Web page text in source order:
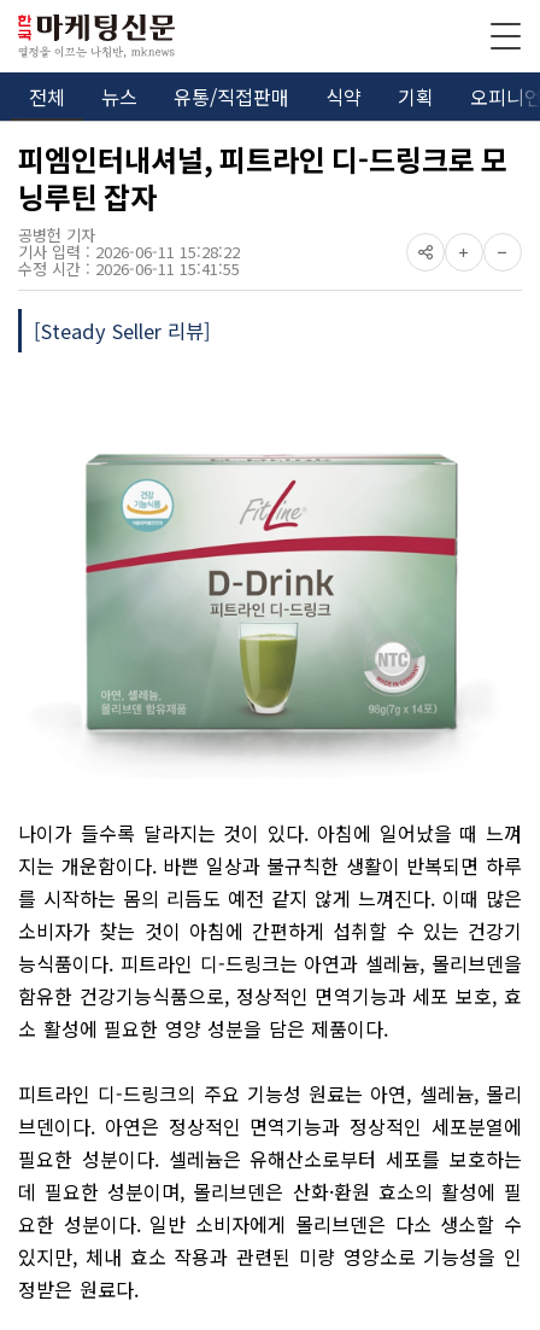
전체 뉴스 유통/직접판매 식약 기획 오피니
피엠인터내셔널, 피트라인 디-드링크로 모
닝루틴 잡자
공병헌 기자
기사 입력 : 2026-06-11 15:28:22
수정 시간 : 2026-06-11 15:41:55
[Steady Seller 리뷰]
나이가 들수록 달라지는 것이 있다. 아침에 일어났을 때 느껴
지는 개운함이다. 바쁜 일상과 불규칙한 생활이 반복되면 하루
를 시작하는 몸의 리듬도 예전 같지 않게 느껴진다. 이때 많은
소비자가 찾는 것이 아침에 간편하게 섭취할 수 있는 건강기
능식품이다. 피트라인 디-드링크는 아연과 셀레늄, 몰리브덴을
함유한 건강기능식품으로, 정상적인 면역기능과 세포 보호, 효
소 활성에 필요한 영양 성분을 담은 제품이다.
피트라인 디-드링크의 주요 기능성 원료는 아연, 셀레늄, 몰리
브덴이다. 아연은 정상적인 면역기능과 정상적인 세포분열에
필요한 성분이다. 셀레늄은 유해산소로부터 세포를 보호하는
데 필요한 성분이며, 몰리브덴은 산화·환원 효소의 활성에 필
요한 성분이다. 일반 소비자에게 몰리브덴은 다소 생소할 수
있지만, 체내 효소 작용과 관련된 미량 영양소로 기능성을 인
정받은 원료다.